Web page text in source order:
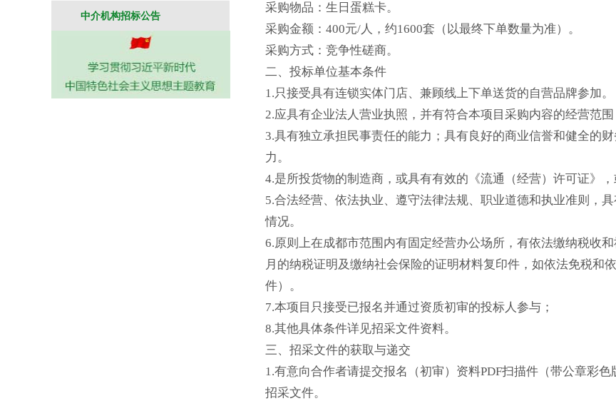
采购物品：生日蛋糕卡。
采购金额：400元/人，约1600套（以最终下单数量为准）。
采购方式：竞争性磋商。
二、投标单位基本条件
1.只接受具有连锁实体门店、兼顾线上下单送货的自营品牌参加。
2.应具有企业法人营业执照，并有符合本项目采购内容的经营范
3.具有独立承担民事责任的能力；具有良好的商业信誉和健全的
力。
4.是所投货物的制造商，或具有有效的《流通（经营）许可证》
5.合法经营、依法执业、遵守法律法规、职业道德和执业准则，
情况。
6.原则上在成都市范围内有固定经营办公场所，有依法缴纳税收
月的纳税证明及缴纳社会保险的证明材料复印件，如依法免税和
件）。
7.本项目只接受已报名并通过资质初审的投标人参与；
8.其他具体条件详见招采文件资料。
三、招采文件的获取与递交
1.有意向合作者请提交报名（初审）资料PDF扫描件（带公章彩
招采文件。
中介机构招标公告